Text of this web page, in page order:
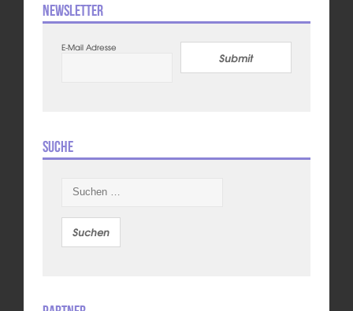
Newsletter
E-Mail Adresse
Submit
Suche
nach: